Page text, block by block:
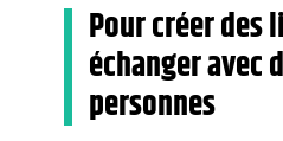
Pour créer des
échanger avec
personnes